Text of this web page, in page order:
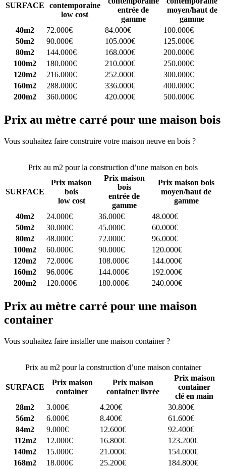
SURFACE
contemporaine
low cost
entrée de
gamme
moyen/haut de
gamme
40m2
72.000€ 84.000€
100.000€
50m2
90.000€ 105.000€
125.000€
80m2
144.000€ 168.000€
200.000€
100m2
180.000€ 210.000€
250.000€
120m2
216.000€ 252.000€
300.000€
160m2
288.000€ 336.000€
400.000€
200m2
360.000€ 420.000€ 500.000€
Prix au mètre carré pour une maison bois
Vous souhaitez faire construire votre maison neuve en bois ?
Prix au m2 pour la construction d’une maison en bois
SURFACE
Prix maison
bois
low cost
Prix maison
bois
entrée de
gamme
Prix maison bois
moyen/haut de
gamme
40m2
24.000€ 36.000€
48.000€
50m2
30.000€ 45.000€
60.000€
80m2
48.000€ 72.000€
96.000€
100m2
60.000€ 90.000€
120.000€
120m2
72.000€ 108.000€
144.000€
160m2
96.000€ 144.000€
192.000€
200m2
120.000€ 180.000€ 240.000€
Prix au mètre carré pour une maison
container
Vous souhaitez faire installer une maison container ?
Prix au m2 pour la construction d’une maison container
SURFACE
Prix maison
container
Prix maison
container livrée
Prix maison
container
clé en main
28m2
3.000€ 4.200€
30.800€
56m2
6.000€ 8.400€
61.600€
84m2
9.000€ 12.600€
92.400€
112m2
12.000€ 16.800€
123.200€
140m2
15.000€ 21.000€
154.000€
168m2
18.000€ 25.200€
184.800€